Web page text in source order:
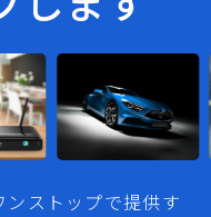
ンストップで提供す